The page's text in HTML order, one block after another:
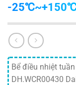
-25℃~+150℃
Bể điều nhiệt
DH.WCR00430